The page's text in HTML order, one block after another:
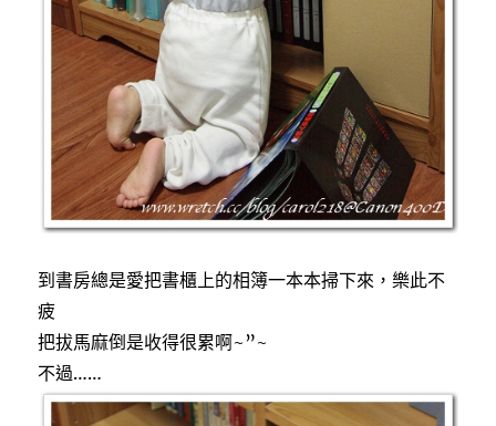
到書房總是愛把書櫃上的相簿一本本掃下來，樂此不
疲
把拔馬麻倒是收得很累啊~”~
不過……